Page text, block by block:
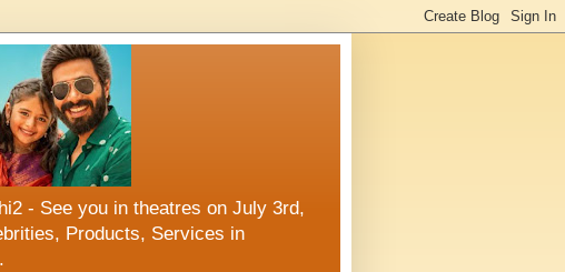
- See you in theatres on July 3rd,
Products, Services in